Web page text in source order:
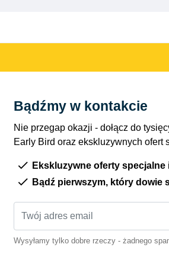
Bądźmy w kontakcie
Nie przegap okazji - dołącz do
Early Bird oraz ekskluzywnych ofert
Ekskluzywne oferty specjalne
Bądź pierwszym, który dowie
Wysyłamy tylko dobre rzeczy - żadnego